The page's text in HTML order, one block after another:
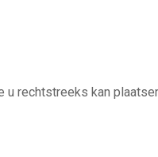
rechtstreeks kan